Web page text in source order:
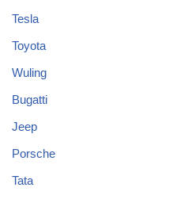
Tesla
Toyota
Wuling
Bugatti
Jeep
Porsche
Tata